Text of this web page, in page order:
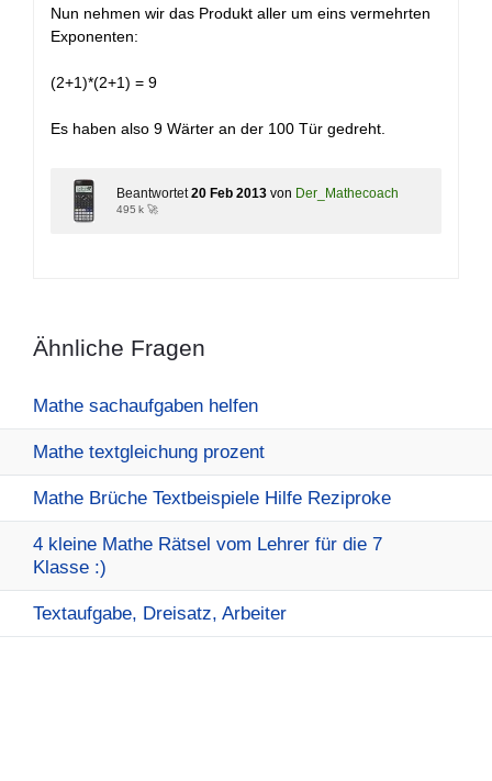
Nun nehmen wir das Produkt aller um eins vermehrten
Exponenten:
(2+1)*(2+1) = 9
Es haben also 9 Wärter an der 100 Tür gedreht.
Beantwortet 20 Feb 2013 von Der_Mathecoach
495 k 🚀
Ähnliche Fragen
Mathe sachaufgaben helfen
Mathe textgleichung prozent
Mathe Brüche Textbeispiele Hilfe Reziproke
4 kleine Mathe Rätsel vom Lehrer für die 7
Klasse :)
Textaufgabe, Dreisatz, Arbeiter